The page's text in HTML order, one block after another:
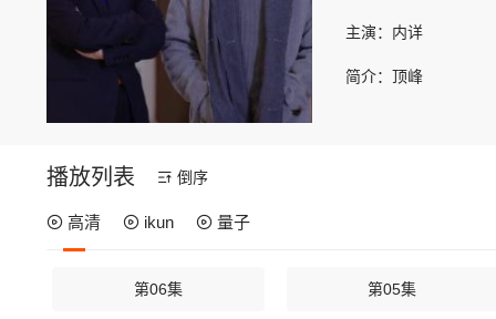
主演： 内详
简介： 顶峰
播放列表 倒序
高清 ikun 量子
第06集 第05集